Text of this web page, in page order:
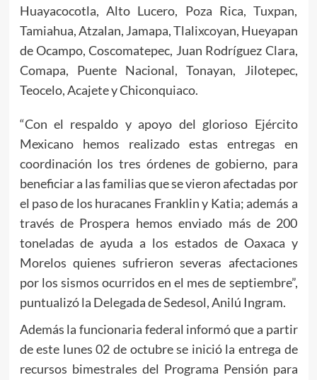
Huayacocotla, Alto Lucero, Poza Rica, Tuxpan,
Tamiahua, Atzalan, Jamapa, Tlalixcoyan, Hueyapan
de Ocampo, Coscomatepec, Juan Rodríguez Clara,
Comapa, Puente Nacional, Tonayan, Jilotepec,
Teocelo, Acajete y Chiconquiaco.
“Con el respaldo y apoyo del glorioso Ejército
Mexicano hemos realizado estas entregas en
coordinación los tres órdenes de gobierno, para
beneficiar a las familias que se vieron afectadas por
el paso de los huracanes Franklin y Katia; además a
través de Prospera hemos enviado más de 200
toneladas de ayuda a los estados de Oaxaca y
Morelos quienes sufrieron severas afectaciones
por los sismos ocurridos en el mes de septiembre”,
puntualizó la Delegada de Sedesol, Anilú Ingram.
Además la funcionaria federal informó que a partir
de este lunes 02 de octubre se inició la entrega de
recursos bimestrales del Programa Pensión para